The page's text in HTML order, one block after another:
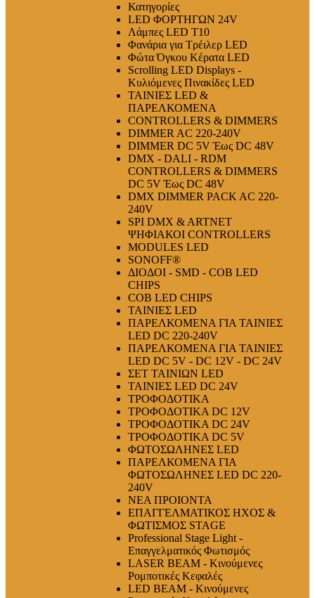
Κατηγορίες
LED ΦΟΡΤΗΓΩΝ 24V
Λάμπες LED T10
Φανάρια για Τρέιλερ LED
Φώτα Όγκου Κέρατα LED
Scrolling LED Displays -
Κυλιόμενες Πινακίδες LED
ΤΑΙΝΙΕΣ LED &
ΠΑΡΕΛΚΟΜΕΝΑ
CONTROLLERS & DIMMERS
DIMMER AC 220-240V
DIMMER DC 5V Έως DC 48V
DMX - DALI - RDM
CONTROLLERS & DIMMERS
DC 5V Έως DC 48V
DMX DIMMER PACK AC 220-
240V
SPI DMX & ARTNET
ΨΗΦΙΑΚΟΙ CONTROLLERS
MODULES LED
SONOFF®
ΔΙΟΔΟΙ - SMD - COB LED
CHIPS
COB LED CHIPS
ΤΑΙΝΙΕΣ LED
ΠΑΡΕΛΚΟΜΕΝΑ ΓΙΑ ΤΑΙΝΙΕΣ
LED DC 220-240V
ΠΑΡΕΛΚΟΜΕΝΑ ΓΙΑ ΤΑΙΝΙΕΣ
LED DC 5V - DC 12V - DC 24V
ΣΕΤ ΤΑΙΝΙΩΝ LED
ΤΑΙΝΙΕΣ LED DC 24V
ΤΡΟΦΟΔΟΤΙΚΑ
ΤΡΟΦΟΔΟΤΙΚΑ DC 12V
ΤΡΟΦΟΔΟΤΙΚΑ DC 24V
ΤΡΟΦΟΔΟΤΙΚΑ DC 5V
ΦΩΤΟΣΩΛΗΝΕΣ LED
ΠΑΡΕΛΚΟΜΕΝΑ ΓΙΑ
ΦΩΤΟΣΩΛΗΝΕΣ LED DC 220-
240V
ΝΕΑ ΠΡΟΙΟΝΤΑ
ΕΠΑΓΓΕΛΜΑΤΙΚΟΣ ΗΧΟΣ &
ΦΩΤΙΣΜΟΣ STAGE
Professional Stage Light -
Επαγγελματικός Φωτισμός
LASER BEAM - Κινούμενες
Ρομποτικές Κεφαλές
LED BEAM - Κινούμενες